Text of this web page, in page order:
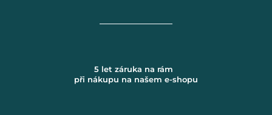
5 let záruka na rám
při nákupu na našem e-shopu